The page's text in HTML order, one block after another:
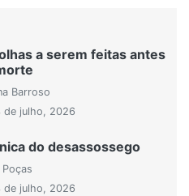
a serem feitas antes
Barroso
julho, 2026
do desassossego
julho, 2026